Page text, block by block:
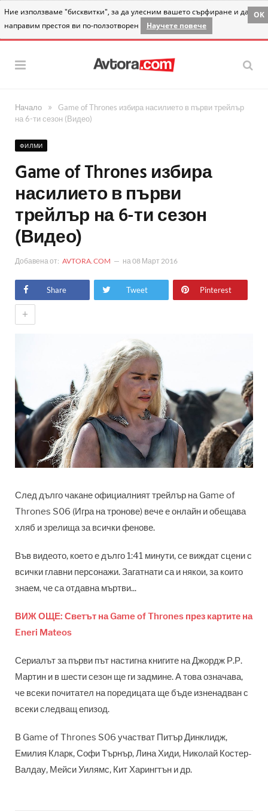
Ние използваме "бисквитки", за да улесним вашето сърфиране и да
направим престоя ви по-ползотворен
Научете повече
OK
Начало »
Game of Thrones избира насилието в първи трейлър
на 6-ти сезон (Видео)
ФИЛМИ
Game of Thrones избира
насилието в първи
трейлър на 6-ти сезон
(Видео)
Добавена от: AVTORA.COM на08 Март 2016
Share Tweet Pinterest
+
След дълго чакане официалният трейлър на Game of
Thrones S06 (Игра на тронове) вече е онлайн и обещава
хляб и зрелища за всички фенове.
Във видеото, което е дълго 1:41 минути, се виждат сцени с
всички главни персонажи. Загатнати са и някои, за които
знаем, че са отдавна мъртви...
ВИЖ ОЩЕ: Светът на Game of Thrones през картите на
Eneri Mateos
Сериалът за първи път настигна книгите на Джордж Р.Р.
Мартин и в шести сезон ще ги задмине. А това означава,
че всеки почитател на поредицата ще бъде изненадван с
всеки следващ епизод.
В Game of Thrones S06 участват Питър Динклидж,
Емилия Кларк, Софи Търнър, Лина Хиди, Николай Костер-
Валдау, Мейси Уилямс, Кит Харингтън и др.